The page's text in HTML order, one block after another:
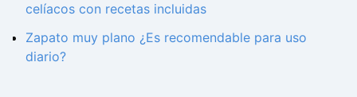
celíacos con recetas incluidas
Zapato muy plano ¿Es recomendable para uso
diario?